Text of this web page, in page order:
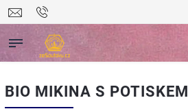
BIO MIKINA S POTISKEM